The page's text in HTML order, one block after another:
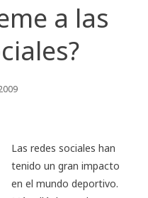
a las
Las redes sociales han
tenido un gran impacto
en el mundo deportivo.